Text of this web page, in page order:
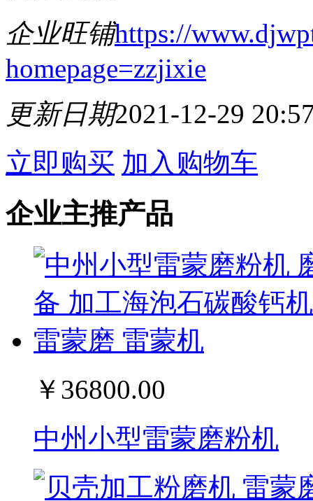
企业旺铺https://
homepage=zzjixie
更新日期2021-12-29
立即购买 加入购物车
企业主推产品
￥36800.00
中州小型雷蒙磨粉机